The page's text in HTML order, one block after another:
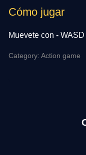
Cómo jugar
Muevete con -
Category: Action game